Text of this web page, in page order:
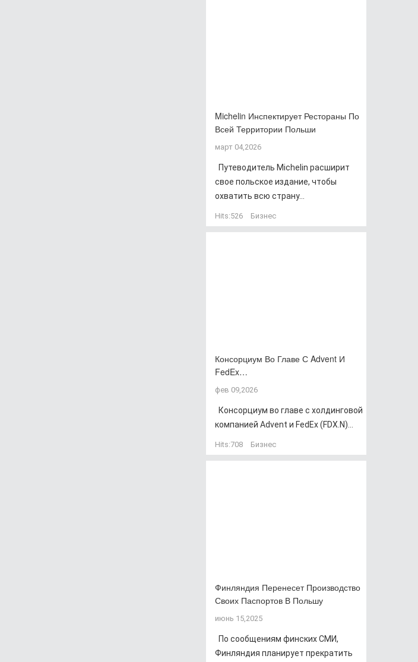
Michelin Инспектирует Рестораны По
Всей Территории Польши
март 04,2026
Путеводитель Michelin расширит
свое польское издание, чтобы
охватить всю страну...
Hits:526 Бизнес
Консорциум Во Главе С Advent И
FedEx…
фев 09,2026
Консорциум во главе с холдинговой
компанией Advent и FedEx (FDX.N)...
Hits:708 Бизнес
Финляндия Перенесет Производство
Своих Паспортов В Польшу
июнь 15,2025
По сообщениям финских СМИ,
Финляндия планирует прекратить